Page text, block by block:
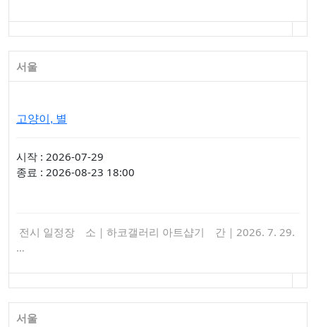
서울
고양이, 별
시작 : 2026-07-29
종료 : 2026-08-23 18:00
전시 일정장 소｜하코갤러리 아트샵기 간｜2026. 7. 29.
…
서울